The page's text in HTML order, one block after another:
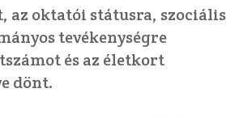
az oktatói státusra, szociális
tevékenységre
és az életkort
dönt.